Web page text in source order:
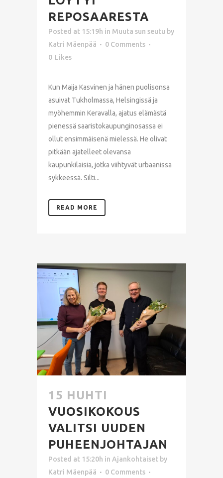
REPOSAARESTA
Posted at 15:19h in Muuta sun seutu by
Katri Mäenpää
0 Comments
0 Likes
Kun Maija Kasvinen ja hänen puolisonsa
asuivat Tukholmassa, Helsingissä ja
myöhemmin Keravalla, ajatus elämästä
pienessä saaristokaupunginosassa ei
ollut ensimmäisenä mielessä. He olivat
pitkään ajatelleet olevansa
kaupunkilaisia, jotka viihtyvät urbaanissa
sykkeessä. Silti...
READ MORE
15 HUHTI
VUOSIKOKOUS
VALITSI UUDEN
PUHEENJOHTAJAN
Posted at 15:20h in Ajankohtaiset by
Katri Mäenpää
0 Comments